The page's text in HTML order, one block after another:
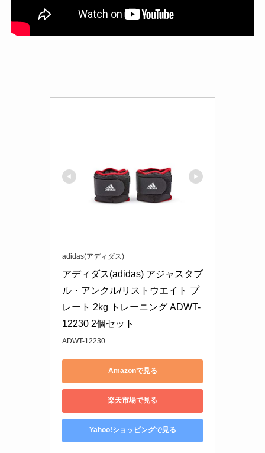
adidas(アディダス)
アディダス(adidas) アジャスタブ
ル・アンクル/リストウエイト プ
レート 2kg トレーニング ADWT-
12230 2個セット
ADWT-12230
Amazonで見る
楽天市場で見る
Yahoo!ショッピングで見る